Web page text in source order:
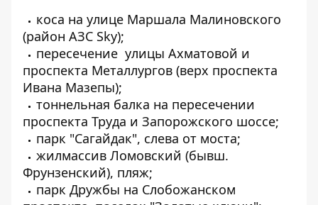
коса на улице Маршала Малиновского
(район АЗС Sky);
пересечение улицы Ахматовой и
проспекта Металлургов (верх проспекта
Ивана Мазепы);
тоннельная балка на пересечении
проспекта Труда и Запорожского шоссе;
парк "Сагайдак", слева от моста;
жилмассив Ломовский (бывш.
Фрунзенский), пляж;
парк Дружбы на Слобожанском